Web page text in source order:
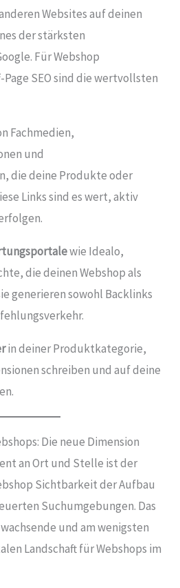
Websites auf deinen
der stärksten
Für Webshop
SEO sind die wertvollsten
Fachmedien,
und
die deine Produkte oder
Links sind es wert, aktiv
wie Idealo,
die deinen Webshop als
generieren sowohl Backlinks
in deiner Produktkategorie,
schreiben und auf deine
Die neue Dimension
an Ort und Stelle ist der
Sichtbarkeit der Aufbau
Suchumgebungen. Das
und am wenigsten
Landschaft für Webshops im